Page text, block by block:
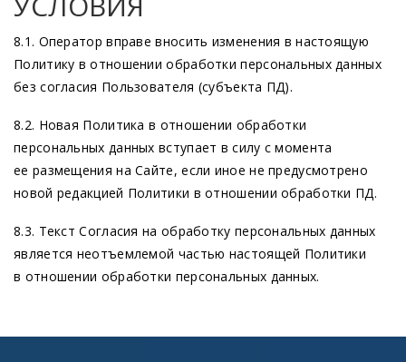
8.1. Оператор вправе вносить изменения в настоящую
Политику в отношении обработки персональных данных
без согласия Пользователя (субъекта ПД).
8.2. Новая Политика в отношении обработки
персональных данных вступает в силу с момента
ее размещения на Сайте, если иное не предусмотрено
новой редакцией Политики в отношении обработки ПД.
8.3. Текст Согласия на обработку персональных данных
является неотъемлемой частью настоящей Политики
в отношении обработки персональных данных.